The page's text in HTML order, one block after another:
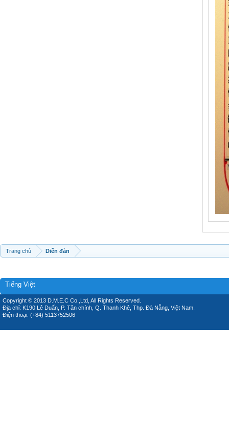
Trang chủ Diễn đàn
Tiếng Việt
Copyright © 2013 D.M.E.C Co.,Ltd, All Rights Reserved.
Địa chỉ: K190 Lê Duẩn, P. Tân chính, Q. Thanh Khê, Thp. Đà Nẵng, Việt Nam.
Điện thoại: (+84) 5113752506